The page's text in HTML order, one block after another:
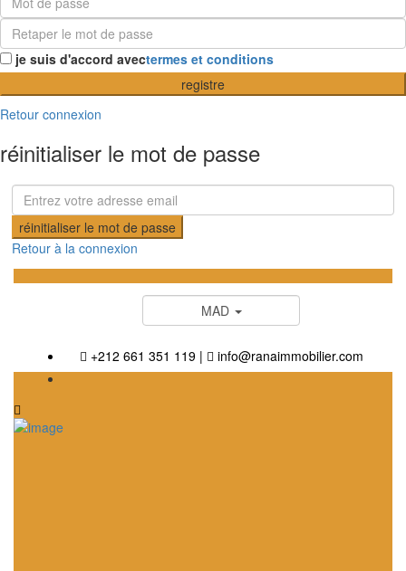
je suis d'accord avectermes et conditions
registre
Retour connexion
réinitialiser le mot de passe
réinitialiser le mot de passe
Retour à la connexion
MAD
+212 661 351 119| info@ranaimmobilier.com